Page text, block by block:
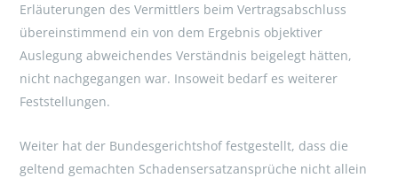
Erläuterungen des Vermittlers beim Vertragsabschluss
übereinstimmend ein von dem Ergebnis objektiver
Auslegung abweichendes Verständnis beigelegt hätten,
nicht nachgegangen war. Insoweit bedarf es weiterer
Feststellungen.
Weiter hat der Bundesgerichtshof festgestellt, dass die
geltend gemachten Schadensersatzansprüche nicht allein